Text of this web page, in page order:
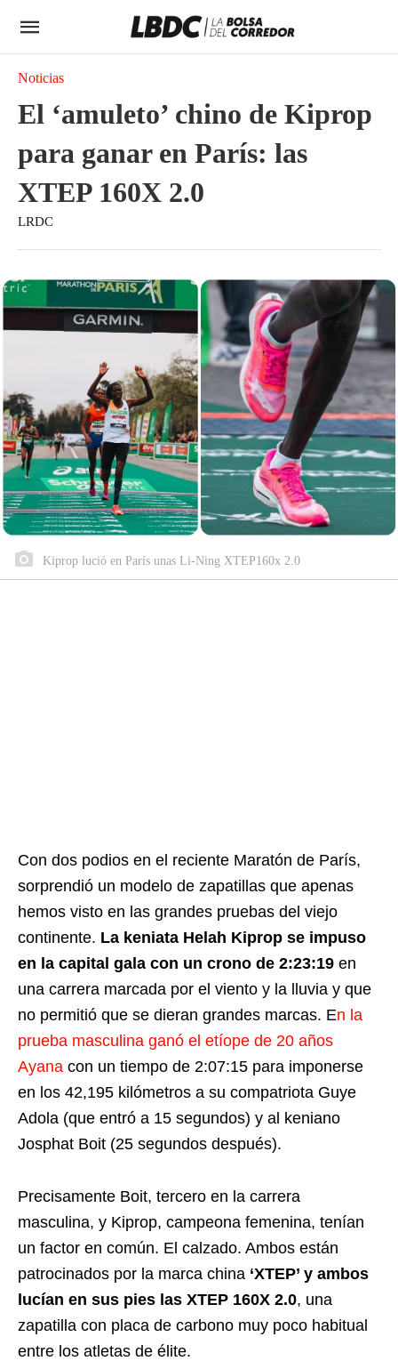
Noticias
El ‘amuleto’ chino de Kiprop
para ganar en París: las
XTEP 160X 2.0
LRDC
Kiprop lució en París unas Li-Ning XTEP160x 2.0
Con dos podios en el reciente Maratón de París,
sorprendió un modelo de zapatillas que apenas
hemos visto en las grandes pruebas del viejo
continente. La keniata Helah Kiprop se impuso
en la capital gala con un crono de 2:23:19 en
una carrera marcada por el viento y la lluvia y que
no permitió que se dieran grandes marcas. En la
prueba masculina ganó el etíope de 20 años
Ayana con un tiempo de 2:07:15 para imponerse
en los 42,195 kilómetros a su compatriota Guye
Adola (que entró a 15 segundos) y al keniano
Josphat Boit (25 segundos después).
Precisamente Boit, tercero en la carrera
masculina, y Kiprop, campeona femenina, tenían
un factor en común. El calzado. Ambos están
patrocinados por la marca china ‘XTEP’ y ambos
lucían en sus pies las XTEP 160X 2.0, una
zapatilla con placa de carbono muy poco habitual
entre los atletas de élite.